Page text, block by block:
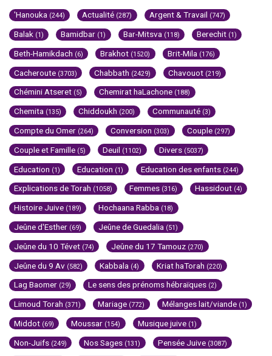
'Hanouka (244) Actualité (287) Argent & Travail (747)
Balak (1) Bamidbar (1) Bar-Mitsva (118) Berechit (1)
Beth-Hamikdach (6) Brakhot (1520) Brit-Mila (176)
Cacheroute (3703) Chabbath (2429) Chavouot (219)
Chémini Atseret (5) Chemirat haLachone (188)
Chemita (135) Chiddoukh (200) Communauté (3)
Compte du Omer (264) Conversion (303) Couple (297)
Couple et Famille (5) Deuil (1102) Divers (5037)
Education (1) Education (1) Education des enfants (244)
Explications de Torah (1058) Femmes (316) Hassidout (4)
Histoire Juive (189) Hochaana Rabba (18)
Jeûne d'Esther (69) Jeûne de Guedalia (51)
Jeûne du 10 Tévet (74) Jeûne du 17 Tamouz (270)
Jeûne du 9 Av (582) Kabbala (4) Kriat haTorah (220)
Lag Baomer (29) Le sens des prénoms hébraïques (2)
Limoud Torah (371) Mariage (772) Mélanges lait/viande (1)
Middot (69) Moussar (154) Musique juive (1)
Non-Juifs (249) Nos Sages (131) Pensée Juive (3087)